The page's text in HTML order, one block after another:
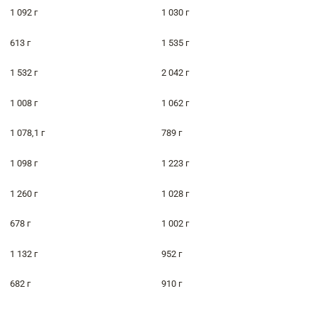
1 092 г 1 030 г
613 г 1 535 г
1 532 г 2 042 г
1 008 г 1 062 г
1 078,1 г 789 г
1 098 г 1 223 г
1 260 г 1 028 г
678 г 1 002 г
1 132 г 952 г
682 г 910 г